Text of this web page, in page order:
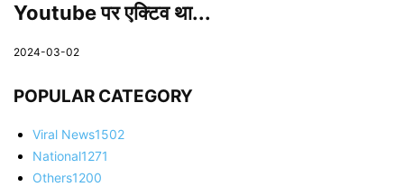
Youtube पर एक्टिव था...
2024-03-02
POPULAR CATEGORY
Viral News1502
National1271
Others1200